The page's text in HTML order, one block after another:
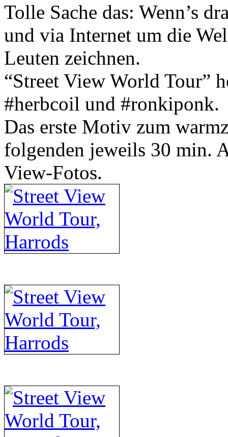
Tolle Sache das: Wenn’s
und via Internet um die
Leuten zeichnen.
“Street View World Tour”
#herbcoil und #ronkiponk.
Das erste Motiv zum
folgenden jeweils 30 min.
View-Fotos.